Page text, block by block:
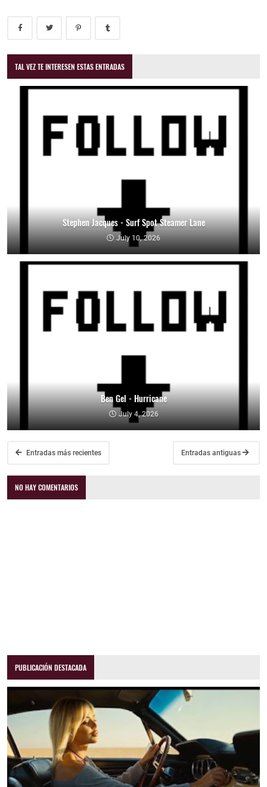
TAL VEZ TE INTERESEN ESTAS ENTRADAS
Stephen Jacques - Surf Spot Steamer Lane
July 10, 2026
Ben Gel - Hurricane
July 4, 2026
Entradas más recientes Entradas antiguas
NO HAY COMENTARIOS
PUBLICACIÓN DESTACADA